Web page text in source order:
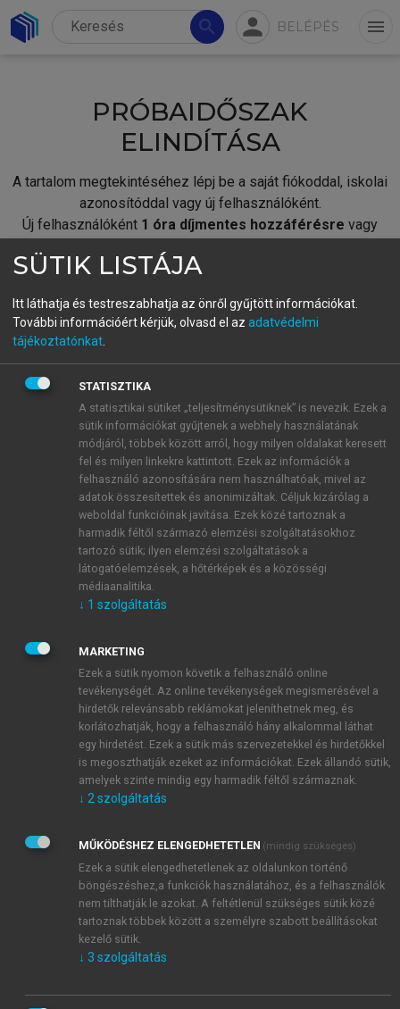
search person BELÉPÉS menu
PRÓBAIDŐSZAK
ELINDÍTÁSA
A tartalom megtekintéséhez lépj be a saját fiókoddal, iskolai
azonosítóddal vagy új felhasználóként.
Új felhasználóként 1 óra díjmentes hozzáférésre vagy
fiókoddal,vagy hozz létre új fiókot.
A regisztráció után apróbaidőszakautomatikusan
BELÉPÉS SAJÁT FIÓKKAL
ÚJ FIÓK LÉTREHOZÁSA
1 óra díjmentes hozzáférés
E-MAIL-CÍM
JELSZÓ
JELSZÓ ÚJRA
Kérek értesítést a MeRSZ újdonságairól, akcióiról.
Kérek értesítést az Akadémiai Kiadó Zrt. újdonságairól,
Adatkezelési tájékoztatóbanfoglaltakat tudomásul
veszem és elfogadom.
Általános vásárlási feltételeket, valamint a szotar.netés a
mersz.huoldalak licencszerződéseiben foglaltakat
tudomásul veszem és elfogadom.
KIPRÓBÁLOM
SÜTIK LISTÁJA
Itt láthatja és testreszabhatja az önről gyűjtött információkat.
További információért kérjük, olvasd el az adatvédelmi
tájékoztatónkat
STATISZTIKA
A statisztikai sütiket „teljesítménysütiknek” is nevezik. Ezek a
sütik információkat gyűjtenek a webhely használatának
módjáról, többek között arról, hogy milyen oldalakat keresett
fel és milyen linkekre kattintott. Ezek az információk a
felhasználó azonosítására nem használhatóak, mivel az
adatok összesítettek és anonimizáltak. Céljuk kizárólag a
weboldal funkcióinak javítása. Ezek közé tartoznak a
harmadik féltől származó elemzési szolgáltatásokhoz
tartozó sütik; ilyen elemzési szolgáltatások a
látogatóelemzések, a hőtérképek és a közösségi
médiaanalitika.
↓ 1 szolgáltatás
MARKETING
Ezek a sütik nyomon követik a felhasználó online
tevékenységét. Az online tevékenységek megismerésével a
hirdetők relevánsabb reklámokat jeleníthetnek meg, és
korlátozhatják, hogy a felhasználó hány alkalommal láthat
egy hirdetést. Ezek a sütik más szervezetekkel és hirdetőkkel
is megoszthatják ezeket az információkat. Ezek állandó sütik,
amelyek szinte mindig egy harmadik féltől származnak.
↓ 2 szolgáltatás
MŰKÖDÉSHEZ ELENGEDHETETLEN (mindig szükséges)
Ezek a sütik elengedhetetlenek az oldalunkon történő
böngészéshez,a funkciók használatához, és a felhasználók
nem tilthatják le azokat. A feltétlenül szükséges sütik közé
tartoznak többek között a személyre szabott beállításokat
kezelő sütik.
↓ 3 szolgáltatás